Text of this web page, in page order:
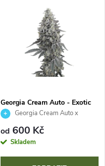
Georgia Cream Auto - Exotic
SeedsGeorgia Cream Auto x
Cherry Super Boof Auto
od 600 Kč
Skladem